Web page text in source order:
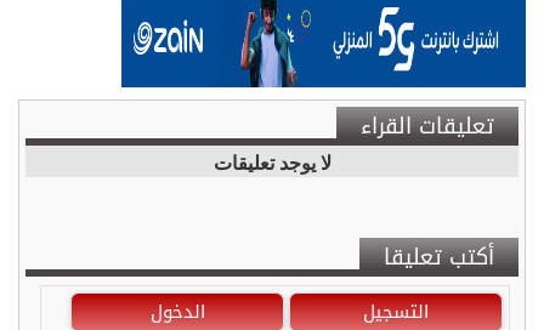
تعليقات القراء
لا يوجد تعليقات
أكتب تعليقا
التسجيل الدخول